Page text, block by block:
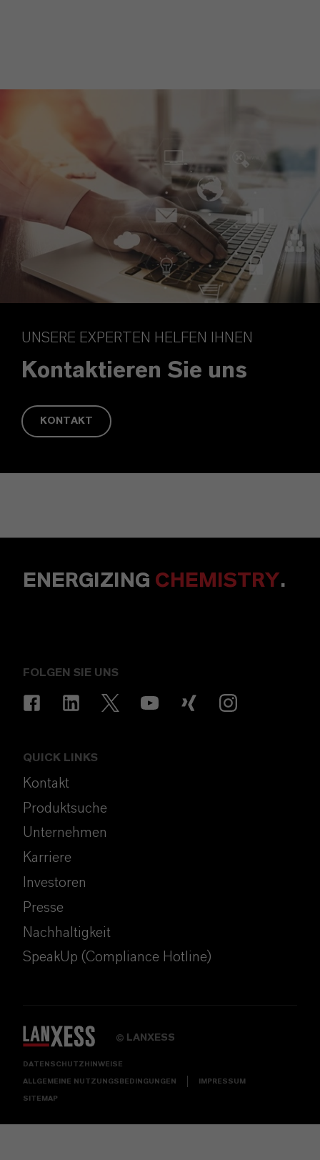
UNSERE EXPERTEN HELFEN IHNEN
Kontaktieren Sie uns
KONTAKT
ENERGIZING CHEMISTRY.
FOLGEN SIE UNS
QUICK LINKS
Kontakt
Produktsuche
Unternehmen
Karriere
Investoren
Presse
Nachhaltigkeit
SpeakUp (Compliance Hotline)
© LANXESS
DATENSCHUTZHINWEISE
ALLGEMEINE NUTZUNGSBEDINGUNGEN IMPRESSUM
SITEMAP